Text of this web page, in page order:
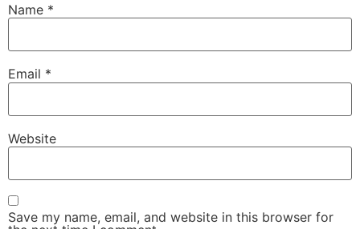
Name *
Email *
Website
Save my name, email, and website in this browser for